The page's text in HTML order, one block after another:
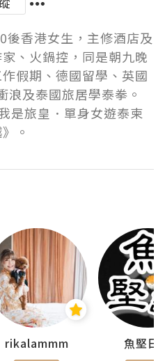
香港女生，主修酒店及
、火鍋控，同是朝九晚
假期、德國留學、英國
浪及泰國旅居學泰拳。
是旅皇．單身女遊泰柬
。
rikalammm 魚堅日